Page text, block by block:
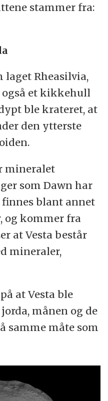
stammer fra:
laget Rheasilvia,
et kikkehull
ble krateret, at
den ytterste
mineralet
som Dawn har
blant annet
og kommer fra
at Vesta består
mineraler,
at Vesta ble
månen og de
samme måte som